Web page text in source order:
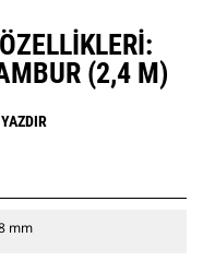
(2,4 M)
YAZDIR
mm